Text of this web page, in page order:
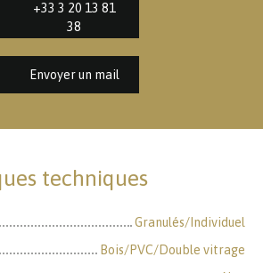
+33 3 20 13 81
38
Envoyer un mail
techniques
Granulés/Individuel
Bois/PVC/Double vitrage